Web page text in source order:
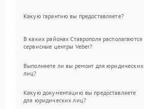
Какую гарантию вы предоставляете?
В каких районах Ставрополя располагаются
сервисные центры Veber?
Выполняете ли вы ремонт для юридических
лиц?
Какую документацию вы предоставляете
для юридических лиц?